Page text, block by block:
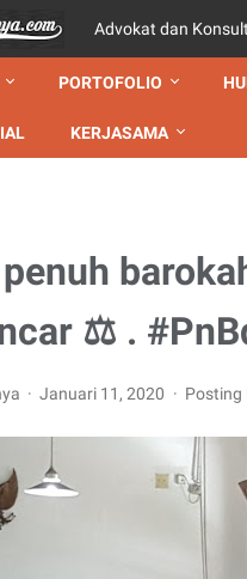
Advokat dan
PORTOFOLIO
KERJASAMA
⚖ .
Januari 11, 2020 Posting